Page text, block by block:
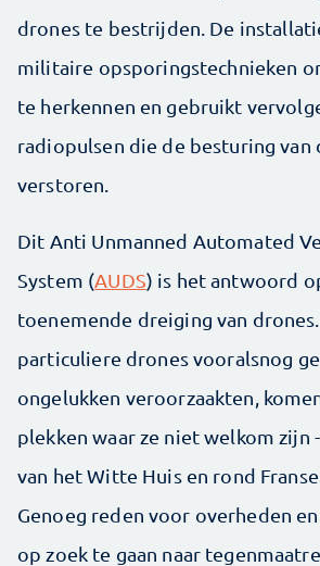
drones te bestrijden. De
militaire opsporingstechnieken
te herkennen en gebruikt
radiopulsen die de besturing van
verstoren.
Dit Anti Unmanned Automated
System (AUDS) is het antwoord
toenemende dreiging van
particuliere drones vooralsnog
ongelukken veroorzaakten,
plekken waar ze niet welkom zijn
van het Witte Huis en rond
Genoeg reden voor overheden
op zoek te gaan naar